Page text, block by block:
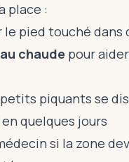
place :
pied touché dans
chaude pour
piquants se
quelques jours
si la zone